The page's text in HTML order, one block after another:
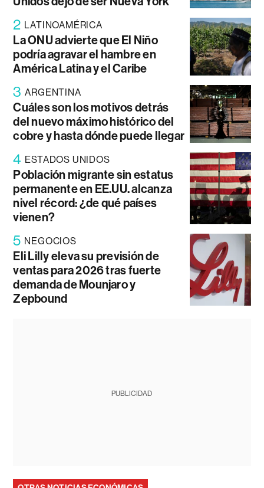
2 LATINOAMÉRICA
La ONU advierte que El Niño
podría agravar el hambre en
América Latina y el Caribe
3 ARGENTINA
Cuáles son los motivos detrás
del nuevo máximo histórico del
cobre y hasta dónde puede llegar
4 ESTADOS UNIDOS
Población migrante sin estatus
permanente en EE.UU. alcanza
nivel récord: ¿de qué países
vienen?
5 NEGOCIOS
Eli Lilly eleva su previsión de
ventas para 2026 tras fuerte
demanda de Mounjaro y
Zepbound
PUBLICIDAD